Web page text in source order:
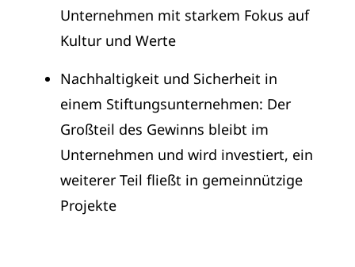
Unternehmen mit starkem Fokus auf
Kultur und Werte
Nachhaltigkeit und Sicherheit in
einem Stiftungsunternehmen: Der
Großteil des Gewinns bleibt im
Unternehmen und wird investiert, ein
weiterer Teil fließt in gemeinnützige
Projekte